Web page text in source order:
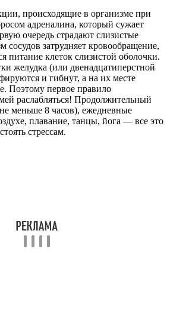
происходящие в организме при
адреналина, который сужает
очередь страдают слизистые
сосудов затрудняет кровообращение,
питание клеток слизистой оболочки.
желудка (или двенадцатиперстной
и гибнут, а на их месте
Поэтому первое правило
раслабляться! Продолжительный
меньше 8 часов), ежедневные
плавание, танцы, йога — все это
стрессам.